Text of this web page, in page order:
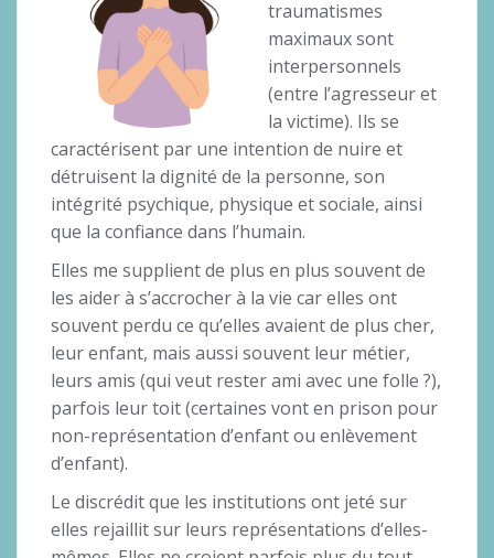
traumatismes
maximaux sont
interpersonnels
(entre l’agresseur et
la victime). Ils se
caractérisent par une intention de nuire et
détruisent la dignité de la personne, son
intégrité psychique, physique et sociale, ainsi
que la confiance dans l’humain.
Elles me supplient de plus en plus souvent de
les aider à s’accrocher à la vie car elles ont
souvent perdu ce qu’elles avaient de plus cher,
leur enfant, mais aussi souvent leur métier,
leurs amis (qui veut rester ami avec une folle ?),
parfois leur toit (certaines vont en prison pour
non-représentation d’enfant ou enlèvement
d’enfant).
Le discrédit que les institutions ont jeté sur
elles rejaillit sur leurs représentations d’elles-